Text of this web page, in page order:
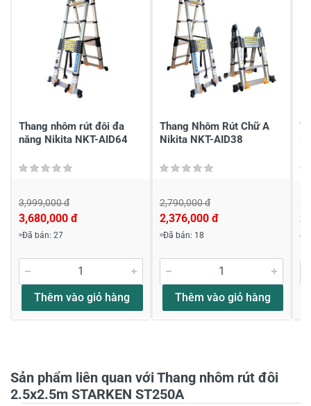
2
1
Chia sẻ nhận xét về sản phẩm
Viết nhận xét về sản phẩm
Đánh giá sao
Tiêu đề của nhận xét *
Thang nhôm rút đôi đa
năng Nikita NKT-AID64
3,999,000 đ
3,680,000 đ
Đã bán: 27
Thêm vào giỏ hàng
Thang Nhôm Rút Chữ A
Nikita NKT-AID38
2,790,000 đ
2,376,000 đ
Đã bán: 18
Thêm vào giỏ hàng
Sản phẩm liên quan với Thang nhôm rút đôi
2.5x2.5m STARKEN ST250A